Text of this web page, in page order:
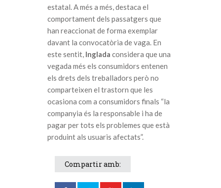
estatal. A més a més, destaca el
comportament dels passatgers que
han reaccionat de forma exemplar
davant la convocatòria de vaga. En
este sentit, Inglada considera que una
vegada més els consumidors entenen
els drets dels treballadors però no
comparteixen el trastorn que les
ocasiona com a consumidors finals “la
companyia és la responsable i ha de
pagar per tots els problemes que està
produint als usuaris afectats”.
Compartir amb: